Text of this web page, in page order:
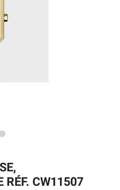
RÉF. CW11507